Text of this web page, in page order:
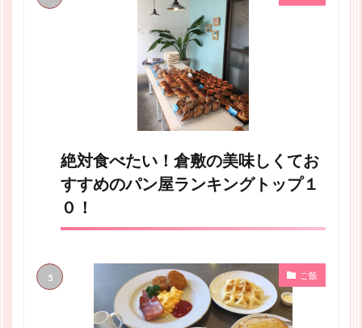
絶対食べたい！倉敷の美味しくてお
すすめのパン屋ランキングトップ１
０！
ご飯